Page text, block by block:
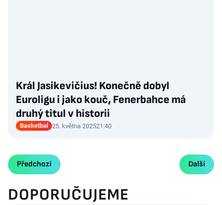
Král Jasikevičius! Konečně dobyl
Euroligu i jako kouč, Fenerbahce má
druhý titul v historii
Basketbal 25. května 202521:40
Předchozí Další
DOPORUČUJEME